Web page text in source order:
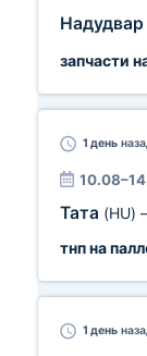
Надудвар
запчасти
1 день
Тата (HU)
тнп на
1 день